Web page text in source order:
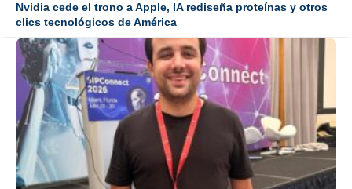
Nvidia cede el trono a Apple, IA rediseña proteínas y otros
clics tecnológicos de América